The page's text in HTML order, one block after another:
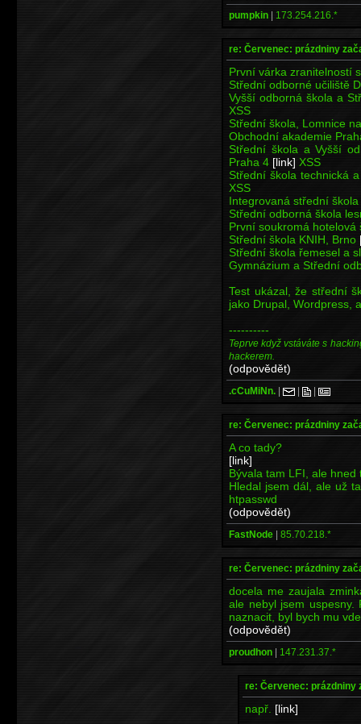
pumpkin | 173.254.216.*
re: Červenec: prázdniny
První várka zranitelností
Střední odborné učiliště
Vyšší odborná škola a
XSS
Střední škola, Lomnice
Obchodní akademie
Střední škola a Vyšší
Praha 4 [link] XSS
Střední škola technická
XSS
Integrovaná střední
Střední odborná škola
První soukromá
Střední škola KNIH, Brno
Střední škola řemesel a
Gymnázium a Střední
Test ukázal, že střední
jako Drupal, Wordpress,
----------
Teprve když vstáváte s
hackerem.
(odpovědět)
.cCuMiNn. | | |
re: Červenec: prázdniny
A co tady?
[link]
Bývala tam LFI, ale hned
Hledal jsem dál, ale už
htpasswd
(odpovědět)
FastNode | 85.70.218.*
re: Červenec: prázdniny
docela me zaujala
ale nebyl jsem uspesny.
naznacit, byl bych mu
(odpovědět)
proudhon | 147.231.37.*
re: Červenec: prázdniny
např. [link]